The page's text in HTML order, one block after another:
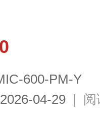
600-PM-Y
2026-04-29 | 阅